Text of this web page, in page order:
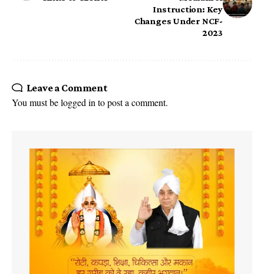
Instruction: Key
Changes Under NCF-
2023
Leave a Comment
You must belogged in to post a comment.